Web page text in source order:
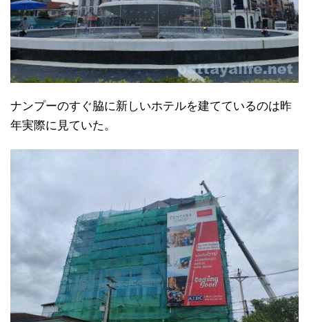
ナンプーのすぐ脇に新しいホテルを建てているのは昨
年実際に見ていた。